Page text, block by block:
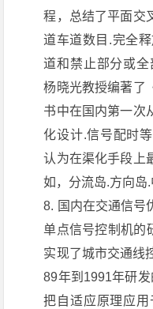
程，总结了平面交
道车道数目.完全
道和禁止部分或
杨晓光教授编著了
书中在国内第一次
化设计.信号配时
认为在渠化手段上
如，分流岛.方向岛.
国内在交通信号
单点信号控制机的
实现了城市交通线
89年到1991年研
把自适应原理应